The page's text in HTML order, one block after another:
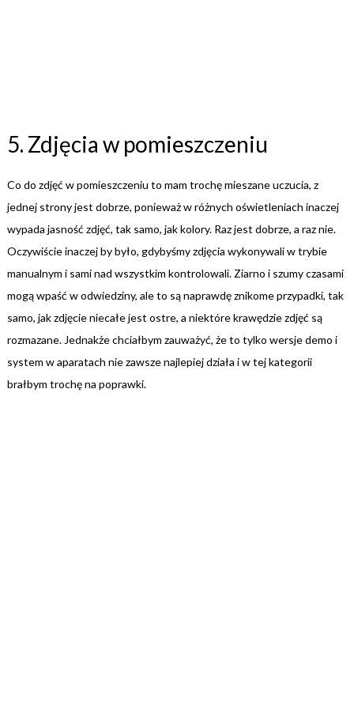
5. Zdjęcia w pomieszczeniu
Co do zdjęć w pomieszczeniu to mam trochę mieszane uczucia, z
jednej strony jest dobrze, ponieważ w różnych oświetleniach inaczej
wypada jasność zdjęć, tak samo, jak kolory. Raz jest dobrze, a raz nie.
Oczywiście inaczej by było, gdybyśmy zdjęcia wykonywali w trybie
manualnym i sami nad wszystkim kontrolowali. Ziarno i szumy czasami
mogą wpaść w odwiedziny, ale to są naprawdę znikome przypadki, tak
samo, jak zdjęcie niecałe jest ostre, a niektóre krawędzie zdjęć są
rozmazane. Jednakże chciałbym zauważyć, że to tylko wersje demo i
system w aparatach nie zawsze najlepiej działa i w tej kategorii
brałbym trochę na poprawki.